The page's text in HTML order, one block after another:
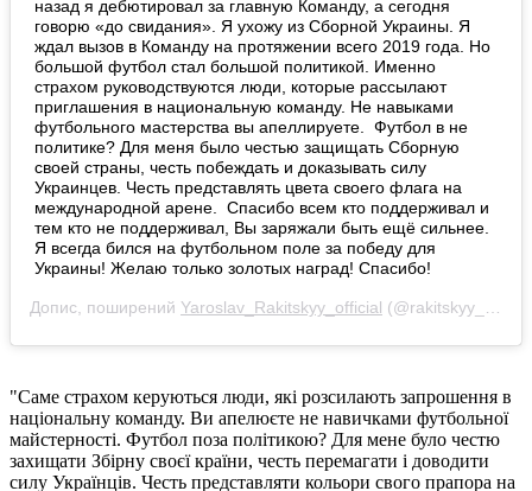
назад я дебютировал за главную Команду, а сегодня
говорю «до свидания». Я ухожу из Сборной Украины. Я
ждал вызов в Команду на протяжении всего 2019 года. Но
большой футбол стал большой политикой. Именно
страхом руководствуются люди, которые рассылают
приглашения в национальную команду. Не навыками
футбольного мастерства вы апеллируете. Футбол в не
политике? Для меня было честью защищать Сборную
своей страны, честь побеждать и доказывать силу
Украинцев. Честь представлять цвета своего флага на
международной арене. Спасибо всем кто поддерживал и
тем кто не поддерживал, Вы заряжали быть ещё сильнее.
Я всегда бился на футбольном поле за победу для
Украины! Желаю только золотых наград! Спасибо!
Допис, поширений Yaroslav_Rakitskyy_official (@rakitskyy_official)
"Саме страхом керуються люди, які розсилають запрошення в
національну команду. Ви апелюєте не навичками футбольної
майстерності. Футбол поза політикою? Для мене було честю
захищати Збірну своєї країни, честь перемагати і доводити
силу Українців. Честь представляти кольори свого прапора на